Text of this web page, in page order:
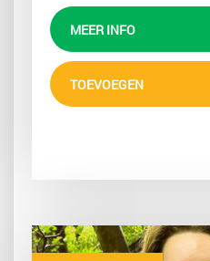
MEER INFO
TOEVOEGEN